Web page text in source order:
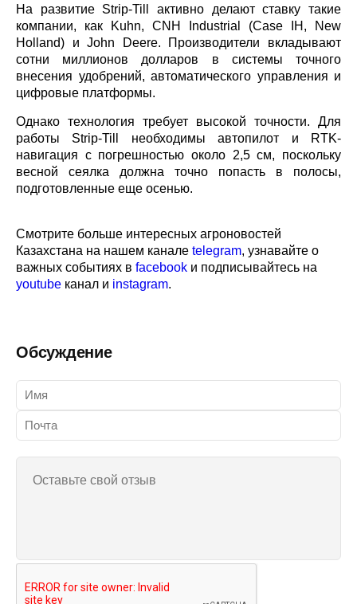
На развитие Strip-Till активно делают ставку такие
компании, как Kuhn, CNH Industrial (Case IH, New
Holland) и John Deere. Производители вкладывают
сотни миллионов долларов в системы точного
внесения удобрений, автоматического управления и
цифровые платформы.
Однако технология требует высокой точности. Для
работы Strip-Till необходимы автопилот и RTK-
навигация с погрешностью около 2,5 см, поскольку
весной сеялка должна точно попасть в полосы,
подготовленные еще осенью.
Смотрите больше интересных агроновостей
Казахстана на нашем каналеtelegram, узнавайте о
важных событиях в facebookи подписывайтесь на
youtubeканал иinstagram.
Обсуждение